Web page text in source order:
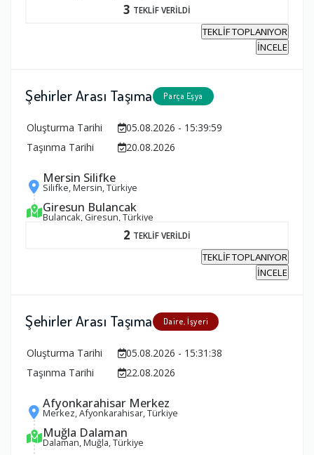
3 TEKLİF VERİLDİ
TEKLİF TOPLANIYOR
İNCELE
Şehirler Arası Taşıma Parça Eşya
Oluşturma Tarihi
05.08.2026 - 15:39:59
Taşınma Tarihi
20.08.2026
Mersin Silifke
Silifke, Mersin, Türkiye
Giresun Bulancak
Bulancak, Giresun, Türkiye
2 TEKLİF VERİLDİ
TEKLİF TOPLANIYOR
İNCELE
Şehirler Arası Taşıma Daire, İşyeri
Oluşturma Tarihi
05.08.2026 - 15:31:38
Taşınma Tarihi
22.08.2026
Afyonkarahisar Merkez
Merkez, Afyonkarahisar, Türkiye
Muğla Dalaman
Dalaman, Muğla, Türkiye